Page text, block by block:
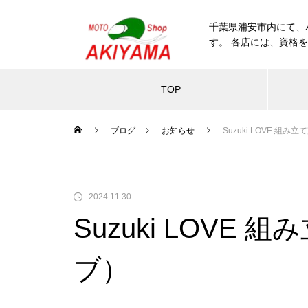
千葉県浦安市内にて
す。 各店には、資格
TOP
ブログ お知らせ Suzuki LOVE 組み立
2024.11.30
Suzuki LOVE 組
ブ）